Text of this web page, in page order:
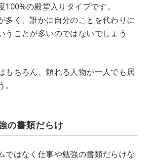
100%の殿堂入りタイプです。
多く、誰かに自分のことを代わりに
うことが多いのではないでしょう
もちろん、頼れる人物が一人でも居
の書類だらけ
ではなく仕事や勉強の書類だらけな